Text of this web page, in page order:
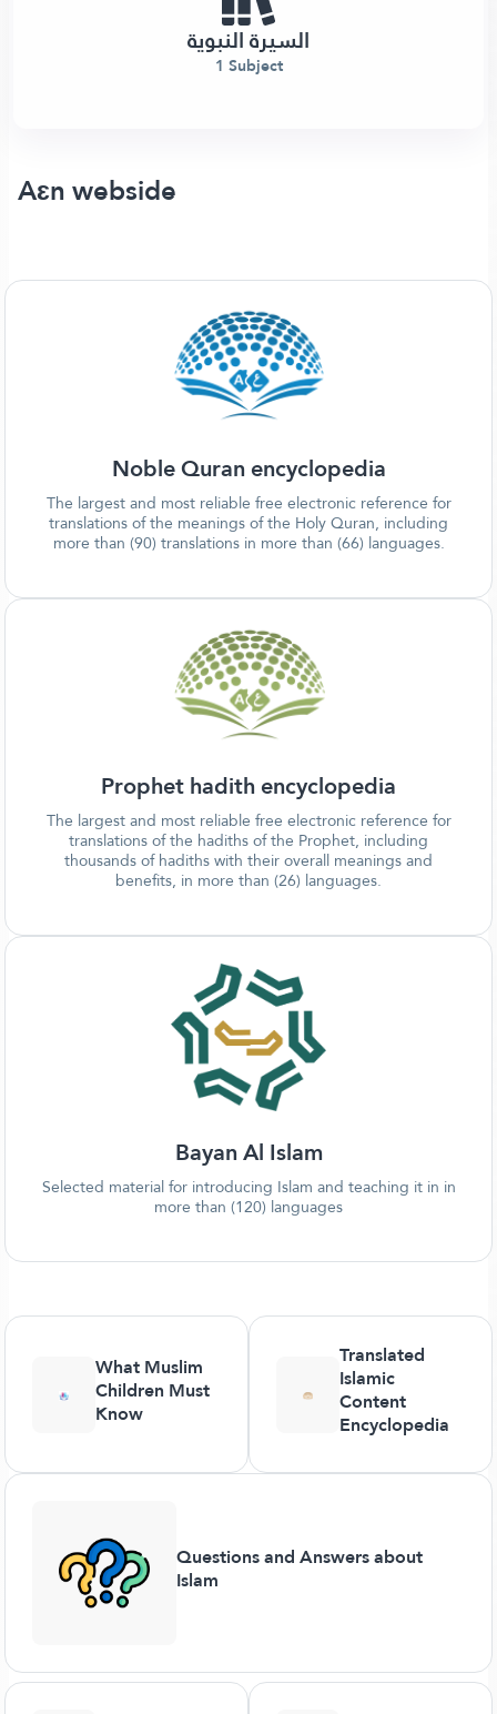
السيرة النبوية
1 Subject
Aɛn webside
Noble Quran encyclopedia
The largest and most reliable free electronic reference for
translations of the meanings of the Holy Quran, including
more than (90) translations in more than (66) languages.
Prophet hadith encyclopedia
The largest and most reliable free electronic reference for
translations of the hadiths of the Prophet, including
thousands of hadiths with their overall meanings and
benefits, in more than (26) languages.
Bayan Al Islam
Selected material for introducing Islam and teaching it in in
more than (120) languages
What Muslim
Children Must
Know
Translated
Islamic
Content
Encyclopedia
Questions and Answers about
Islam